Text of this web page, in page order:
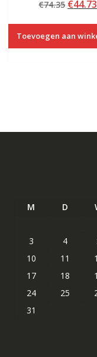
5.00
van 5
€74.35
was:
€44.73
Toevoegen aan
M D
3
4
10
11
17
18
24
25
31